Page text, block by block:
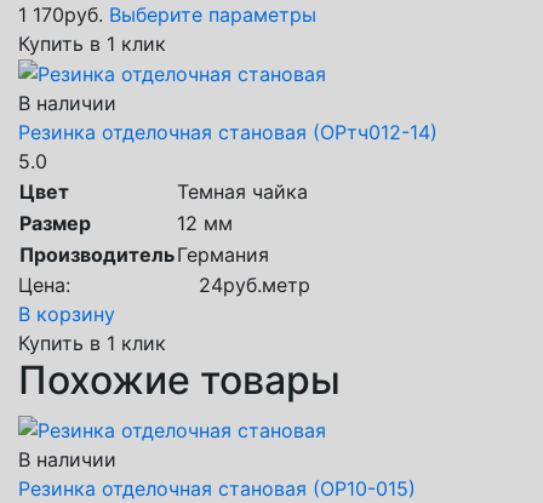
1 170руб. Выберите параметры
Купить в 1 клик
В наличии
Резинка отделочная становая (ОРтч012-14)
5.0
Цвет
Темная чайка
Размер
12 мм
ПроизводительГермания
Цена:
24руб.метр
В корзину
Купить в 1 клик
Похожие товары
В наличии
Резинка отделочная становая (ОР10-015)